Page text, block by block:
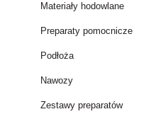
Materiały hodowlane
Preparaty pomocnicze
Podłoża
Nawozy
Zestawy preparatów